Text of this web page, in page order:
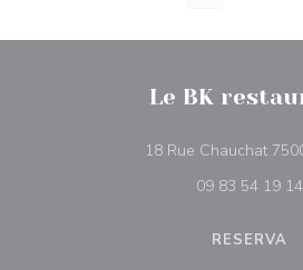
Le BK
18 Rue Chauchat
09 83 54 19 14
RESERVA